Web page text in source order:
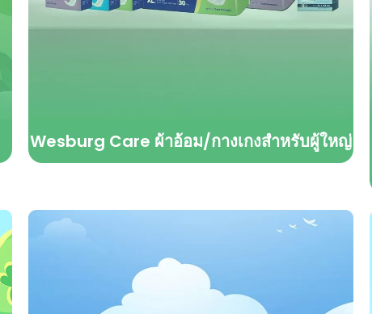
การเคลื่อนไหวที่แตกต่างกัน แนะนำผ้าอ้อมผู้ใหญ่แบบ
ราวกับผู้อาวุโสผู้อ่อนโยนกำลังนั่งอยู่บนโซฟา แนะนำ
Wesburg แคร์ผู้ใหญ่ ชอบสวมชุดชั้นในธรรมดา และมี
Wesburg Care ผ้าอ้อม/กางเกงสำหรับผู้ใหญ่